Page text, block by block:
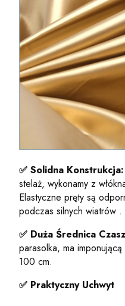
✅ Solidna Konstrukcja:
stelaż, wykonamy z
Elastyczne pręty są
podczas silnych wiatrów .
✅ Duża Średnica
parasolka, ma
100 cm.
✅ Praktyczny Uchwyt